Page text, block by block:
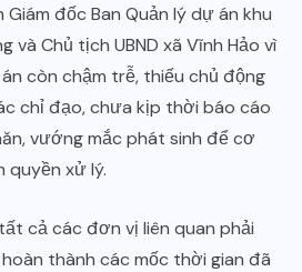
Giám đốc Ban Quản lý dự án khu
và Chủ tịch UBND xã Vĩnh Hảo vì
còn chậm trễ, thiếu chủ động
chỉ đạo, chưa kịp thời báo cáo
vướng mắc phát sinh để cơ
quyền xử lý.
cả các đơn vị liên quan phải
thành các mốc thời gian đã